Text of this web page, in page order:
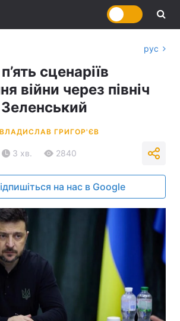
рус
сценаріїв
війни через північ
ВЛАДИСЛАВ ГРИГОР'ЄВ
3 хв. 2840
на нас в Google